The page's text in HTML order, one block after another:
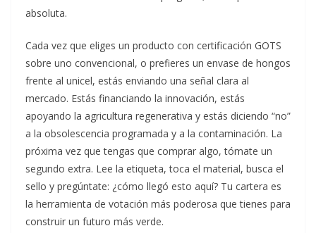
absoluta.
Cada vez que eliges un producto con certificación GOTS
sobre uno convencional, o prefieres un envase de hongos
frente al unicel, estás enviando una señal clara al
mercado. Estás financiando la innovación, estás
apoyando la agricultura regenerativa y estás diciendo “no”
a la obsolescencia programada y a la contaminación. La
próxima vez que tengas que comprar algo, tómate un
segundo extra. Lee la etiqueta, toca el material, busca el
sello y pregúntate: ¿cómo llegó esto aquí? Tu cartera es
la herramienta de votación más poderosa que tienes para
construir un futuro más verde.